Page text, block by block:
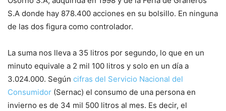
S.A donde hay 878.400 acciones en su bolsillo. En ninguna
de las dos figura como controlador.
La suma nos lleva a 35 litros por segundo, lo que en un
minuto equivale a 2 mil 100 litros y solo en un día a
3.024.000. Según cifras del Servicio Nacional del
Consumidor (Sernac) el consumo de una persona en
invierno es de 34 mil 500 litros al mes. Es decir, el